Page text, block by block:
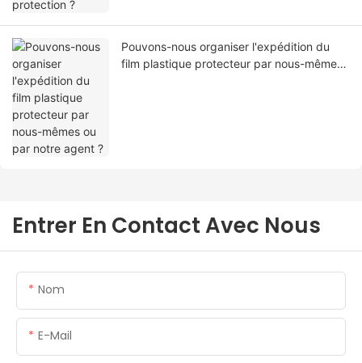
Pouvons-nous organiser l'expédition du
film plastique protecteur par nous-mêmes
Entrer En Contact Avec Nous
Nom
E-Mail